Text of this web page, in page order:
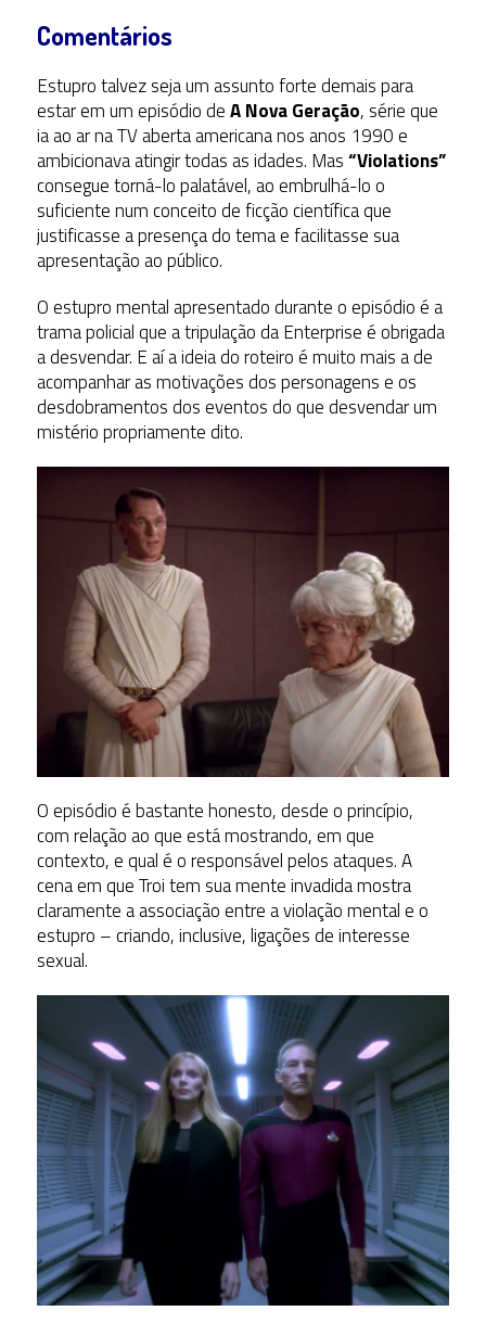
Comentários
Estupro talvez seja um assunto forte demais para
estar em um episódio deA Nova Geração, série que
ia ao ar na TV aberta americana nos anos 1990 e
ambicionava atingir todas as idades. Mas“Violations”
consegue torná-lo palatável, ao embrulhá-lo o
suficiente num conceito de ficção científica que
justificasse a presença do tema e facilitasse sua
apresentação ao público.
O estupro mental apresentado durante o episódio é a
trama policial que a tripulação da Enterprise é obrigada
a desvendar. E aí a ideia do roteiro é muito mais a de
acompanhar as motivações dos personagens e os
desdobramentos dos eventos do que desvendar um
mistério propriamente dito.
O episódio é bastante honesto, desde o princípio,
com relação ao que está mostrando, em que
contexto, e qual é o responsável pelos ataques. A
cena em que Troi tem sua mente invadida mostra
claramente a associação entre a violação mental e o
estupro – criando, inclusive, ligações de interesse
sexual.